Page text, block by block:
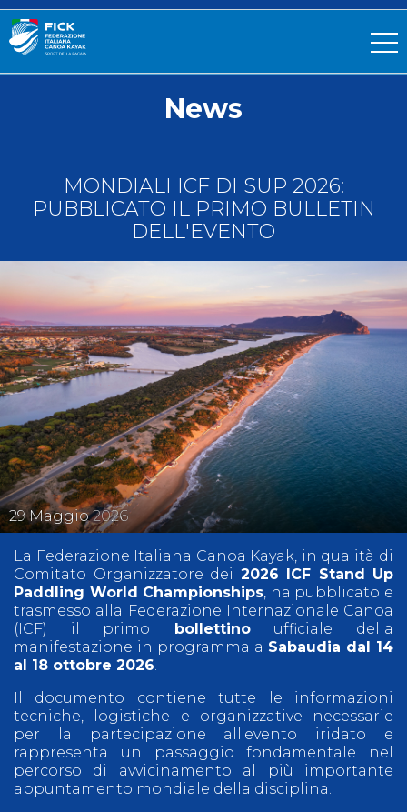
News
MONDIALI ICF DI SUP 2026:
PUBBLICATO IL PRIMO BULLETIN
DELL'EVENTO
29Maggio2026
La Federazione Italiana Canoa Kayak, in qualità di
Comitato Organizzatore dei 2026 ICF Stand Up
Paddling World Championships , ha pubblicato e
trasmesso alla Federazione Internazionale Canoa
(ICF) il primo bollettinoufficiale della
manifestazione in programma a Sabaudia dal 14
al 18 ottobre 2026
Il documento contiene tutte le informazioni
tecniche, logistiche e organizzative necessarie
per la partecipazione all'evento iridato e
rappresenta un passaggio fondamentale nel
percorso di avvicinamento al più importante
appuntamento mondiale della disciplina.